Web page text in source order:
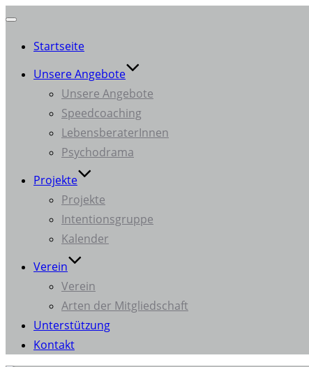
umschalten
Startseite
Unsere Angebote
Unsere Angebote
Speedcoaching
LebensberaterInnen
Psychodrama
Projekte
Projekte
Intentionsgruppe
Kalender
Verein
Verein
Arten der Mitgliedschaft
Unterstützung
Kontakt